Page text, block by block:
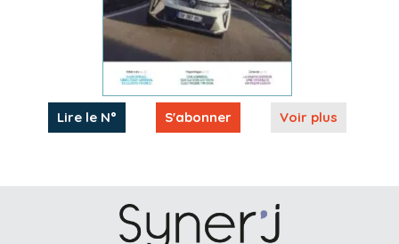
Lire le N° S'abonner Voir plus